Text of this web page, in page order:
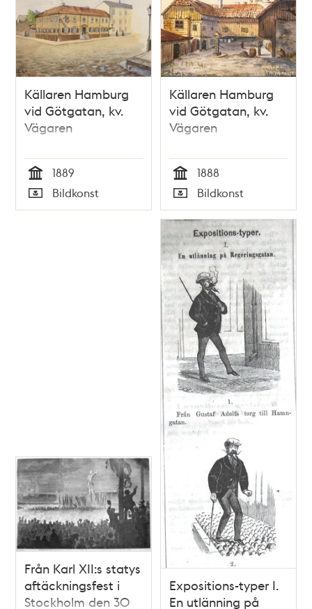
Källaren Hamburg
vid Götgatan, kv.
Vägaren
Tid
1889
Typ
Bildkonst
Källaren Hamburg
vid Götgatan, kv.
Vägaren
Tid
1888
Typ
Bildkonst
Från Karl XII:s statys
aftäckningsfest i
Stockholm den 30
Expositions-typer I.
En utlänning på